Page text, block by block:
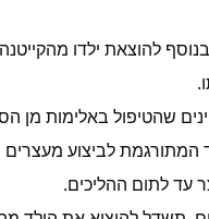
להוצאת ילדו
שהטיפול באלימות מן
המתורגמת לביצוע מעצרים
עד לתום ההליכים.